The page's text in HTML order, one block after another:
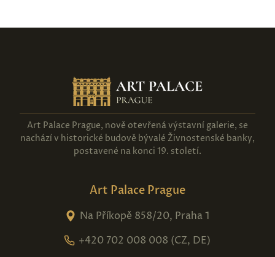
Art Palace Prague, nově otevřená výstavní galerie, se
nachází v historické budově bývalé Živnostenské banky,
postavené na konci 19. století.
Art Palace Prague
Na Příkopě 858/20, Praha 1
+420 702 008 008 (CZ, DE)